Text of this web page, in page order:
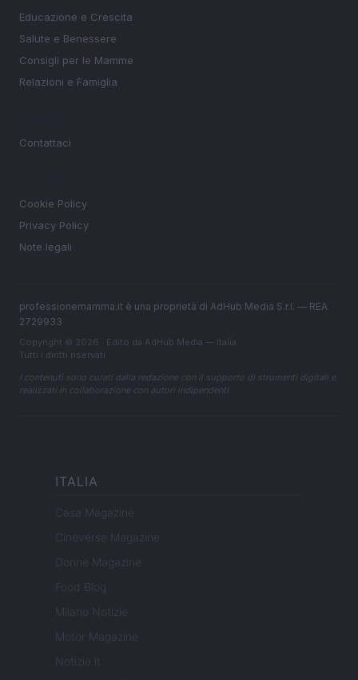
Educazione e Crescita
Salute e Benessere
Consigli per le Mamme
Relazioni e Famiglia
Contattaci
Cookie Policy
Privacy Policy
Note legali
professionemamma.it è una proprietà di AdHub Media S.r.l. — REA
2729933
Copyright © 2026 · Edito da AdHub Media — Italia
Tutti i diritti riservati
I contenuti sono curati dalla redazione con il supporto di strumenti digitali e
realizzati in collaborazione con autori indipendenti.
ITALIA
Casa Magazine
Cineverse Magazine
Donne Magazine
Food Blog
Milano Notizie
Motor Magazine
Notizie.it